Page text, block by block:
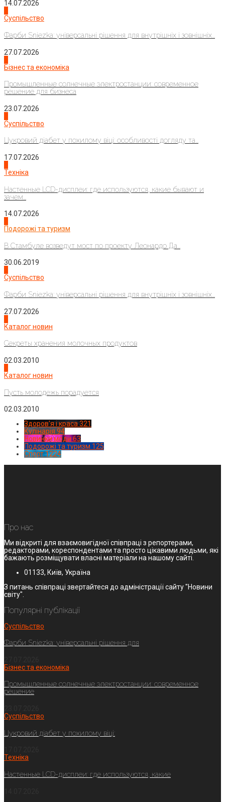
14.07.2026
Суспільство
Фарби Sniezka: універсальні рішення для внутрішніх і зовнішніх...
27.07.2026
Бізнес та економіка
Промышленные солнечные электростанции: современное
решение для бизнеса
23.07.2026
Суспільство
Цукровий діабет у похилому віці: особливості догляду та...
17.07.2026
Техніка
Настенные LCD-дисплеи: где используются, какие бывают и
зачем...
14.07.2026
Подорожі та туризм
В Стамбуле возведут мост по проекту Леонардо Да...
30.06.2019
Суспільство
Фарби Sniezka: універсальні рішення для внутрішніх і зовнішніх...
27.07.2026
Каталог новин
Секреты хранения молочных продуктов
02.03.2010
Каталог новин
Пусть молодежь порадуется
02.03.2010
Здоров'я і краса 321
Кулінарія 94
Новинки моди 63
Подорожі та туризм 125
Спорт1224
Про нас
Ми відкриті для взаємовигідної співпраці з репортерами,
редакторами, кореспондентами та просто цікавими людьми, які
бажають розміщувати власні матеріали на нашому сайті.
01133, Київ, Україна
З питань співпраці звертайтеся до адміністрації сайту "Новини
світу".
Популярні публікації
Суспільство
Фарби Sniezka: універсальні рішення для
Бізнес та економіка
Промышленные солнечные электростанции: современное
решение
Суспільство
Цукровий діабет у похилому віці:
Техніка
Настенные LCD-дисплеи: где используются, какие